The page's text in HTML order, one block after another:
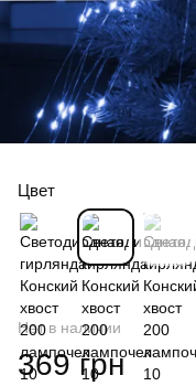
Цвет
Нет в наличии
369 грн